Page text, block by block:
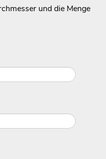
und die Menge